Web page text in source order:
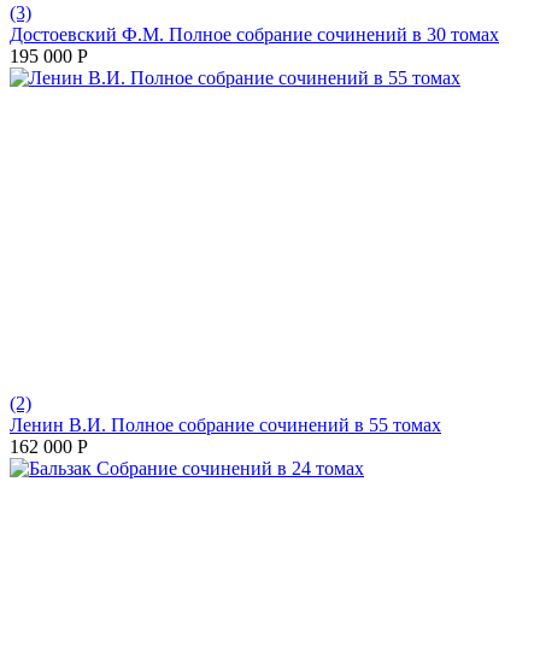
(3)
Достоевский Ф.М. Полное собрание сочинений в 30 томах
195 000 Р
(2)
Ленин В.И. Полное собрание сочинений в 55 томах
162 000 Р